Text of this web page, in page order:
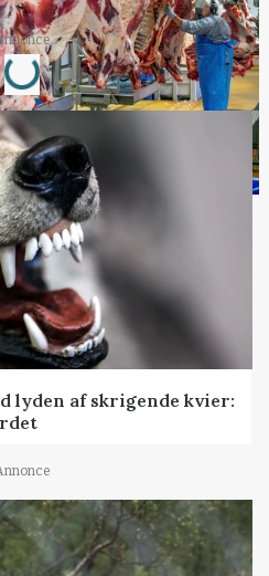
lyden af skrigende kvier: